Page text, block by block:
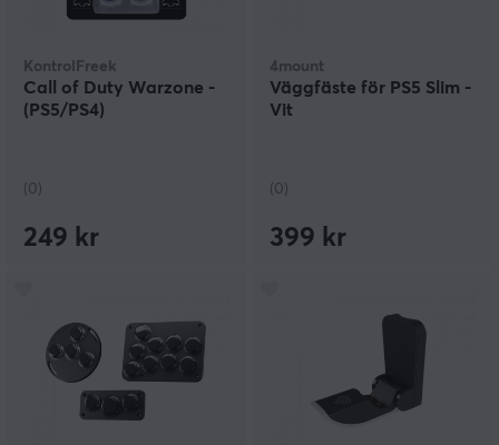
KontrolFreek
Call of Duty Warzone -
(PS5/PS4)
(0)
249 kr
4mount
Väggfäste för PS5 Slim -
Vit
(0)
399 kr